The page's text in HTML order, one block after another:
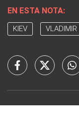
EN ESTA NOTA:
KIEV VLADIMIR